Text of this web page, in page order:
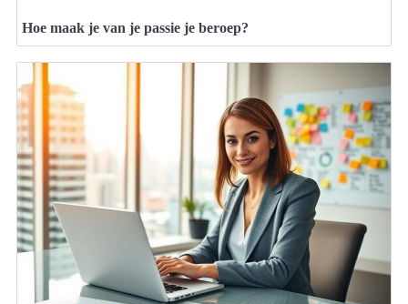
Hoe maak je van je passie je beroep?